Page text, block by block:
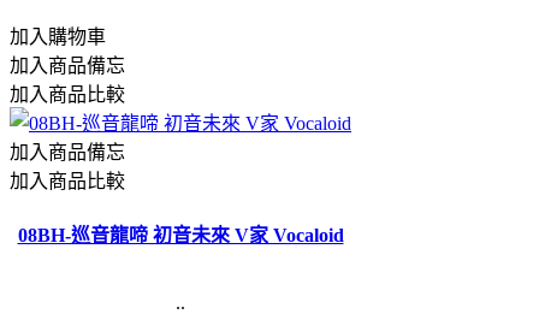
加入購物車
加入商品備忘
加入商品比較
加入商品備忘
加入商品比較
08BH-巡音龍啼 初音未來 V家 Vocaloid
..